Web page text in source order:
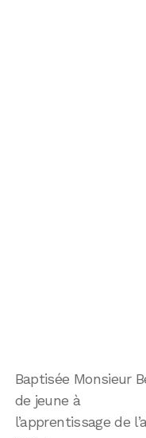
Baptisée Monsieur
de jeune à
l’apprentissage de